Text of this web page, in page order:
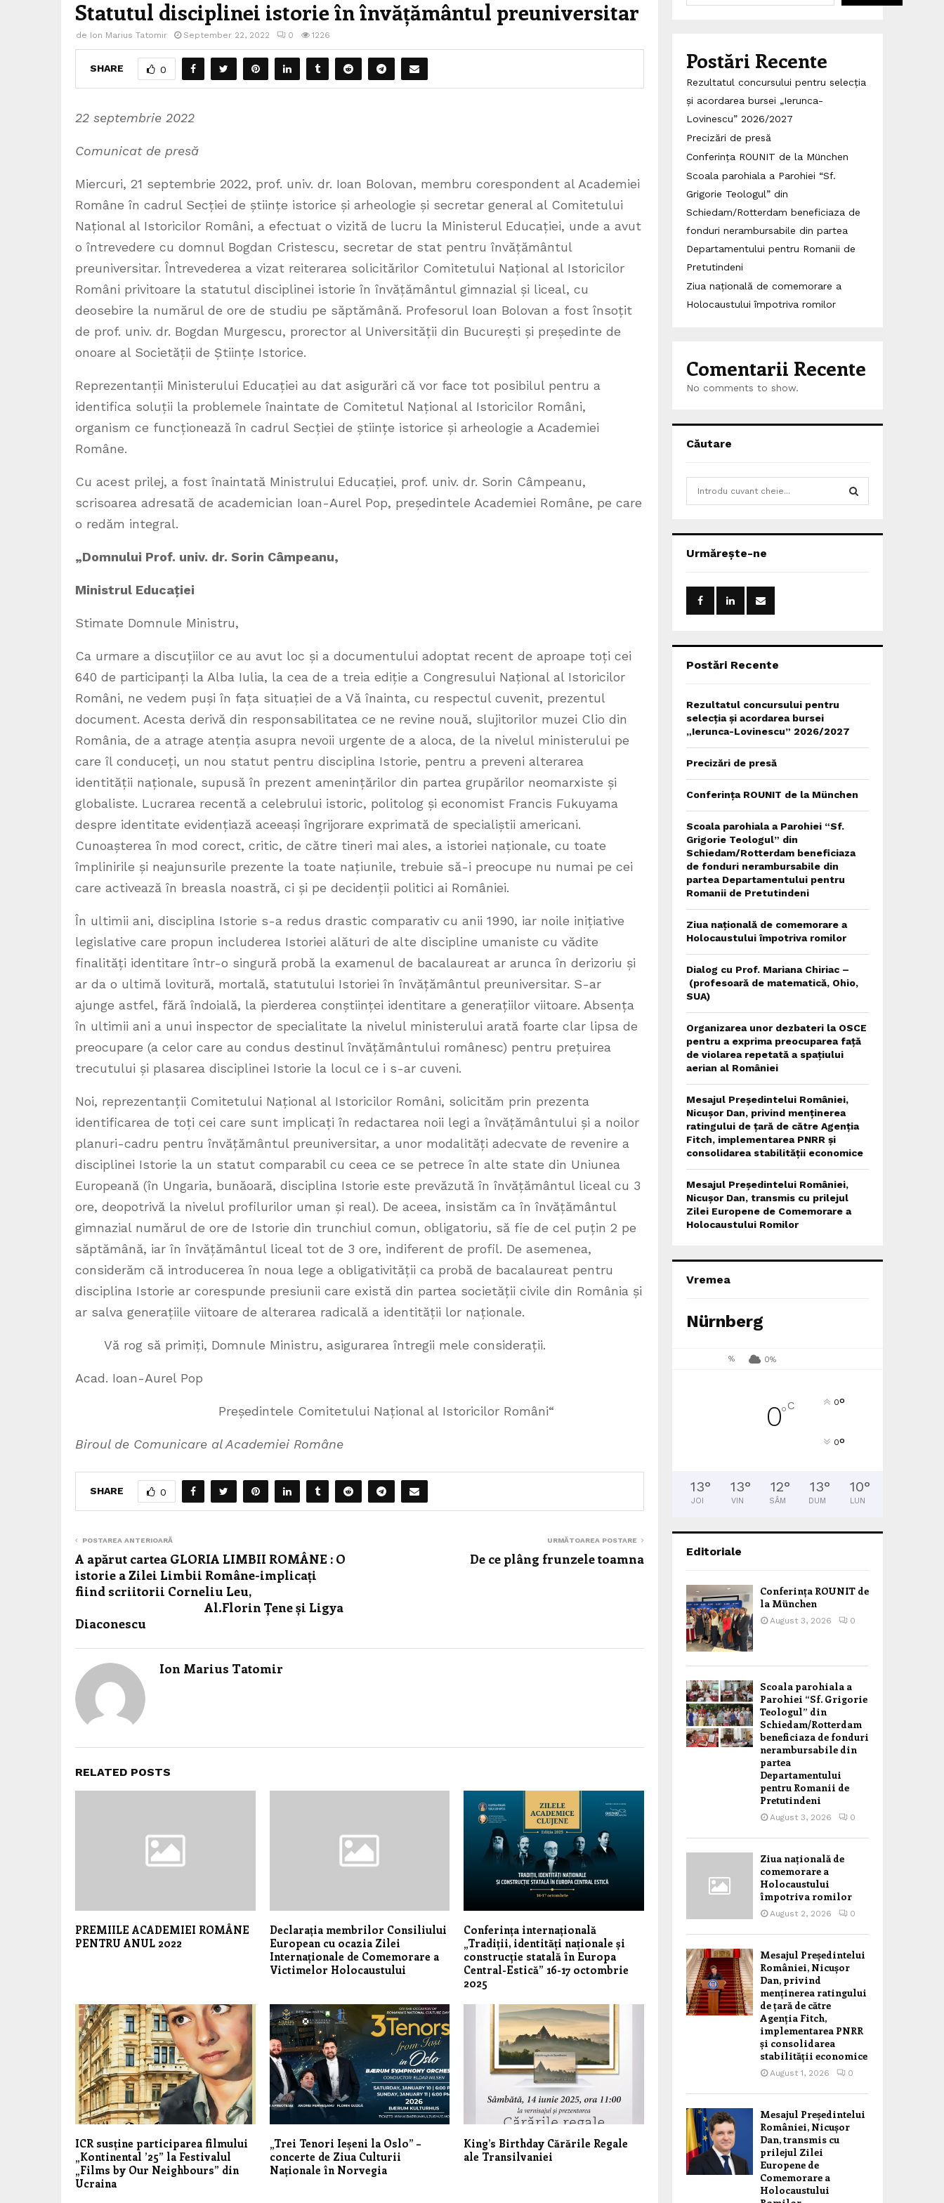
Statutul disciplinei istorie în învățământul preuniversitar
de Ion Marius Tatomir September 22, 2022 0 1226
SHARE 0
22 septembrie 2022
Comunicat de presă
Miercuri, 21 septembrie 2022, prof. univ. dr. Ioan Bolovan, membru corespondent al Academiei
Române în cadrul Secției de științe istorice și arheologie și secretar general al Comitetului
Național al Istoricilor Români, a efectuat o vizită de lucru la Ministerul Educației, unde a avut
o întrevedere cu domnul Bogdan Cristescu, secretar de stat pentru învățământul
preuniversitar. Întrevederea a vizat reiterarea solicitărilor Comitetului Național al Istoricilor
Români privitoare la statutul disciplinei istorie în învățământul gimnazial și liceal, cu
deosebire la numărul de ore de studiu pe săptămână. Profesorul Ioan Bolovan a fost însoțit
de prof. univ. dr. Bogdan Murgescu, prorector al Universității din București și președinte de
onoare al Societății de Științe Istorice.
Reprezentanții Ministerului Educației au dat asigurări că vor face tot posibilul pentru a
identifica soluții la problemele înaintate de Comitetul Național al Istoricilor Români,
organism ce funcționează în cadrul Secției de științe istorice și arheologie a Academiei
Române.
Cu acest prilej, a fost înaintată Ministrului Educației, prof. univ. dr. Sorin Câmpeanu,
scrisoarea adresată de academician Ioan-Aurel Pop, președintele Academiei Române, pe care
o redăm integral.
„Domnului Prof. univ. dr. Sorin Câmpeanu,
Ministrul Educației
Stimate Domnule Ministru,
Ca urmare a discuțiilor ce au avut loc și a documentului adoptat recent de aproape toți cei
640 de participanți la Alba Iulia, la cea de a treia ediție a Congresului Național al Istoricilor
Români, ne vedem puși în fața situației de a Vă înainta, cu respectul cuvenit, prezentul
document. Acesta derivă din responsabilitatea ce ne revine nouă, slujitorilor muzei Clio din
România, de a atrage atenția asupra nevoii urgente de a aloca, de la nivelul ministerului pe
care îl conduceți, un nou statut pentru disciplina Istorie, pentru a preveni alterarea
identității naționale, supusă în prezent amenințărilor din partea grupărilor neomarxiste și
globaliste. Lucrarea recentă a celebrului istoric, politolog și economist Francis Fukuyama
despre identitate evidențiază aceeași îngrijorare exprimată de specialiștii americani.
Cunoașterea în mod corect, critic, de către tineri mai ales, a istoriei naționale, cu toate
împlinirile și neajunsurile prezente la toate națiunile, trebuie să-i preocupe nu numai pe cei
care activează în breasla noastră, ci și pe decidenții politici ai României.
În ultimii ani, disciplina Istorie s-a redus drastic comparativ cu anii 1990, iar noile inițiative
legislative care propun includerea Istoriei alături de alte discipline umaniste cu vădite
finalități identitare într-o singură probă la examenul de bacalaureat ar arunca în derizoriu și
ar da o ultimă lovitură, mortală, statutului Istoriei în învățământul preuniversitar. S-ar
ajunge astfel, fără îndoială, la pierderea conștiinței identitare a generațiilor viitoare. Absența
în ultimii ani a unui inspector de specialitate la nivelul ministerului arată foarte clar lipsa de
preocupare (a celor care au condus destinul învățământului românesc) pentru prețuirea
trecutului și plasarea disciplinei Istorie la locul ce i s-ar cuveni.
Noi, reprezentanții Comitetului Național al Istoricilor Români, solicităm prin prezenta
identificarea de toți cei care sunt implicați în redactarea noii legi a învățământului și a noilor
planuri-cadru pentru învățământul preuniversitar, a unor modalități adecvate de revenire a
disciplinei Istorie la un statut comparabil cu ceea ce se petrece în alte state din Uniunea
Europeană (în Ungaria, bunăoară, disciplina Istorie este prevăzută în învățământul liceal cu 3
ore, deopotrivă la nivelul profilurilor uman și real). De aceea, insistăm ca în învățământul
gimnazial numărul de ore de Istorie din trunchiul comun, obligatoriu, să fie de cel puțin 2 pe
săptămână, iar în învățământul liceal tot de 3 ore, indiferent de profil. De asemenea,
considerăm că introducerea în noua lege a obligativității ca probă de bacalaureat pentru
disciplina Istorie ar corespunde presiunii care există din partea societății civile din România și
ar salva generațiile viitoare de alterarea radicală a identității lor naționale.
Vă rog să primiți, Domnule Ministru, asigurarea întregii mele considerații.
Acad. Ioan-Aurel Pop
Președintele Comitetului Național al Istoricilor Români“
Biroul de Comunicare al Academiei Române
SHARE 0
POSTAREA ANTERIOARĂ
A apărut cartea GLORIA LIMBII ROMÂNE : O
istorie a Zilei Limbii Române-implicați
fiind scriitorii Corneliu Leu,
Al.Florin Țene și Ligya
Diaconescu
URMĂTOAREA POSTARE
De ce plâng frunzele toamna
Ion Marius Tatomir
RELATED POSTS
PREMIILE ACADEMIEI ROMÂNE
PENTRU ANUL 2022
Declarația membrilor Consiliului
European cu ocazia Zilei
Internaționale de Comemorare a
Victimelor Holocaustului
Conferința internațională
„Tradiții, identități naționale și
construcție statală în Europa
Central-Estică” 16-17 octombrie
2025
ICR susține participarea filmului
„Kontinental ’25” la Festivalul
„Films by Our Neighbours” din
Ucraina
„Trei Tenori Ieșeni la Oslo” –
concerte de Ziua Culturii
Naționale în Norvegia
King’s Birthday Cărările Regale
ale Transilvaniei
Postări Recente
Rezultatul concursului pentru selecția
și acordarea bursei „Ierunca-
Lovinescu” 2026/2027
Precizări de presă
Conferința ROUNIT de la München
Scoala parohiala a Parohiei “Sf.
Grigorie Teologul” din
Schiedam/Rotterdam beneficiaza de
fonduri nerambursabile din partea
Departamentului pentru Romanii de
Pretutindeni
Ziua națională de comemorare a
Holocaustului împotriva romilor
Comentarii Recente
No comments to show.
Căutare
h
o
:
Urmărește-ne
Postări Recente
Rezultatul concursului pentru
selecția și acordarea bursei
„Ierunca-Lovinescu” 2026/2027
Precizări de presă
Conferința ROUNIT de la München
Scoala parohiala a Parohiei “Sf.
Grigorie Teologul” din
Schiedam/Rotterdam beneficiaza
de fonduri nerambursabile din
partea Departamentului pentru
Romanii de Pretutindeni
Ziua națională de comemorare a
Holocaustului împotriva romilor
Dialog cu Prof. Mariana Chiriac –
(profesoară de matematică, Ohio,
SUA)
Organizarea unor dezbateri la OSCE
pentru a exprima preocuparea față
de violarea repetată a spațiului
aerian al României
Mesajul Președintelui României,
Nicușor Dan, privind menținerea
ratingului de țară de către Agenția
Fitch, implementarea PNRR și
consolidarea stabilității economice
Mesajul Președintelui României,
Nicușor Dan, transmis cu prilejul
Zilei Europene de Comemorare a
Holocaustului Romilor
Vremea
Nürnberg
% 0%
0°C 0°
0°
13°
JOI
13°
VIN
12°
SÂM
13°
DUM
10°
LUN
Editoriale
Conferința ROUNIT de
la München
August 3, 2026 0
Scoala parohiala a
Parohiei “Sf. Grigorie
Teologul” din
Schiedam/Rotterdam
beneficiaza de fonduri
nerambursabile din
partea
Departamentului
pentru Romanii de
Pretutindeni
August 3, 2026 0
Ziua națională de
comemorare a
Holocaustului
împotriva romilor
August 2, 2026 0
Mesajul Președintelui
României, Nicușor
Dan, privind
menținerea ratingului
de țară de către
Agenția Fitch,
implementarea PNRR
și consolidarea
stabilității economice
August 1, 2026 0
Mesajul Președintelui
României, Nicușor
Dan, transmis cu
prilejul Zilei
Europene de
Comemorare a
Holocaustului